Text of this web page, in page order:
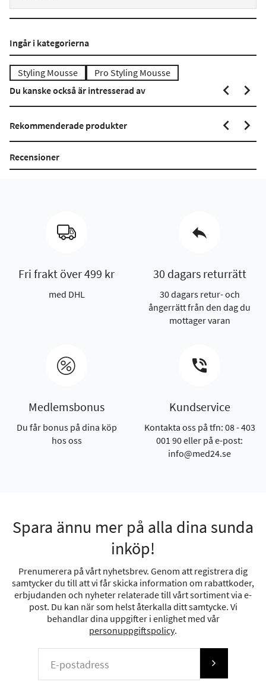
Ingår i kategorierna
Styling Mousse
Pro Styling Mousse
Du kanske också är intresserad av
Rekommenderade produkter
Recensioner
Fri frakt över 499 kr
med DHL
30 dagars returrätt
30 dagars retur- och
ångerrätt från den dag du
mottager varan
Medlemsbonus
Du får bonus på dina köp
hos oss
Kundservice
Kontakta oss på tfn: 08 - 403
001 90 eller på e-post:
info@med24.se
Spara ännu mer på alla dina sunda
inköp!
Prenumerera på vårt nyhetsbrev. Genom att registrera dig
samtycker du till att vi får skicka information om rabattkoder,
erbjudanden och nyheter relaterade till vårt sortiment via e-
post. Du kan när som helst återkalla ditt samtycke. Vi
behandlar dina uppgifter i enlighet med vår
personuppgiftspolicy.